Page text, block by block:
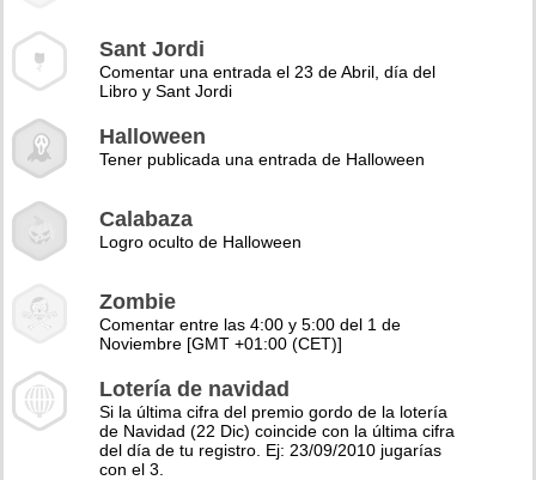
Sant Jordi
Comentar una entrada el 23 de Abril, día del
Libro y Sant Jordi
Halloween
Tener publicada una entrada de Halloween
Calabaza
Logro oculto de Halloween
Zombie
Comentar entre las 4:00 y 5:00 del 1 de
Noviembre [GMT +01:00 (CET)]
Lotería de navidad
Si la última cifra del premio gordo de la lotería
de Navidad (22 Dic) coincide con la última cifra
del día de tu registro. Ej: 23/09/2010 jugarías
con el 3.